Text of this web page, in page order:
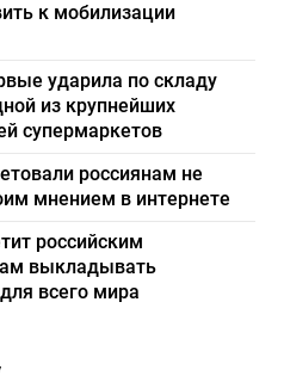
к мобилизации
ударила по складу
из крупнейших
супермаркетов
россиянам не
мнением в интернете
российским
выкладывать
всего мира